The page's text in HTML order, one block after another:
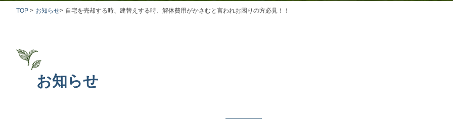
TOP > お知らせ> 自宅を売却する時、建替えする時、解体費用がかさむと言われお困りの方必見！！
お知らせ